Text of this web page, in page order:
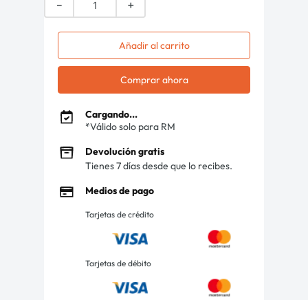
＋
－
Añadir al carrito
Comprar ahora
Cargando...
*Válido solo para RM
Devolución gratis
Tienes 7 días desde que lo recibes.
Medios de pago
Tarjetas de crédito
Tarjetas de débito